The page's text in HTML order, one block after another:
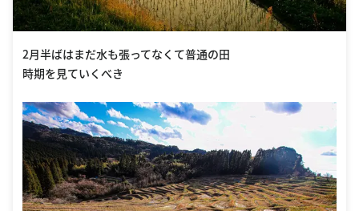
2月半ばはまだ水も張ってなくて普通の田
時期を見ていくべき